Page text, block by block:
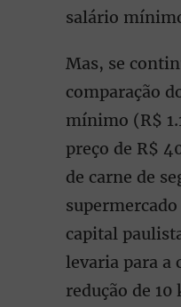
salário
Mas, se
comparação
mínimo (R$
preço de R$
de carne de
capital
levaria para a
redução de 10